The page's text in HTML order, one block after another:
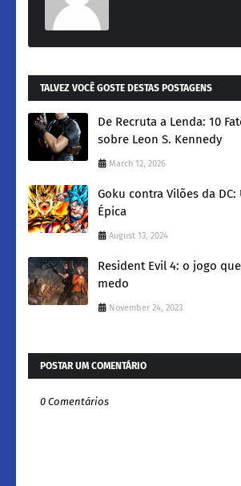
TALVEZ VOCÊ GOSTE DESTAS POSTAGENS
De Recruta a Lenda: 10
sobre Leon S. Kennedy
March 12, 2026
Goku contra Vilões da DC:
Épica
August 13, 2024
Resident Evil 4: o jogo
medo
November 24, 2023
POSTAR UM COMENTÁRIO
0 Comentários